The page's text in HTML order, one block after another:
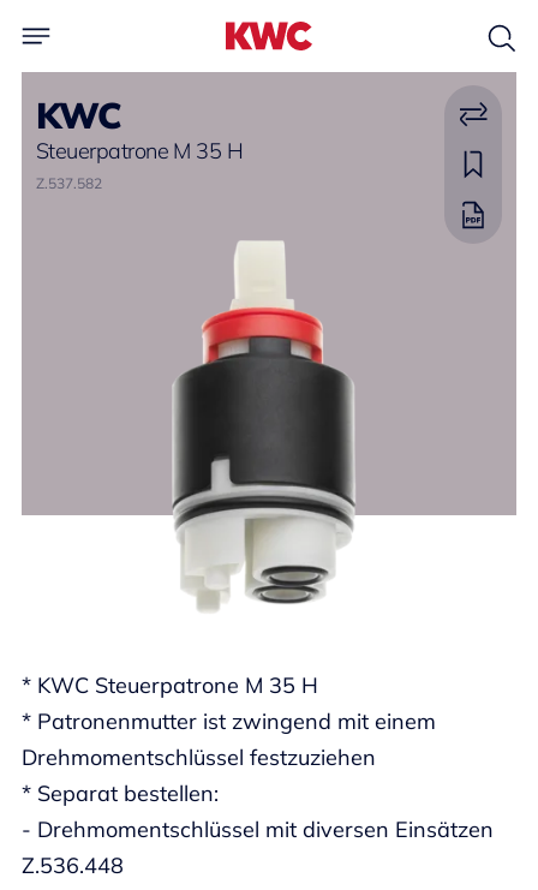
KWC
Steuerpatrone M 35 H
Z.537.582
* KWC Steuerpatrone M 35 H
* Patronenmutter ist zwingend mit einem
Drehmomentschlüssel festzuziehen
* Separat bestellen:
- Drehmomentschlüssel mit diversen Einsätzen
Z.536.448